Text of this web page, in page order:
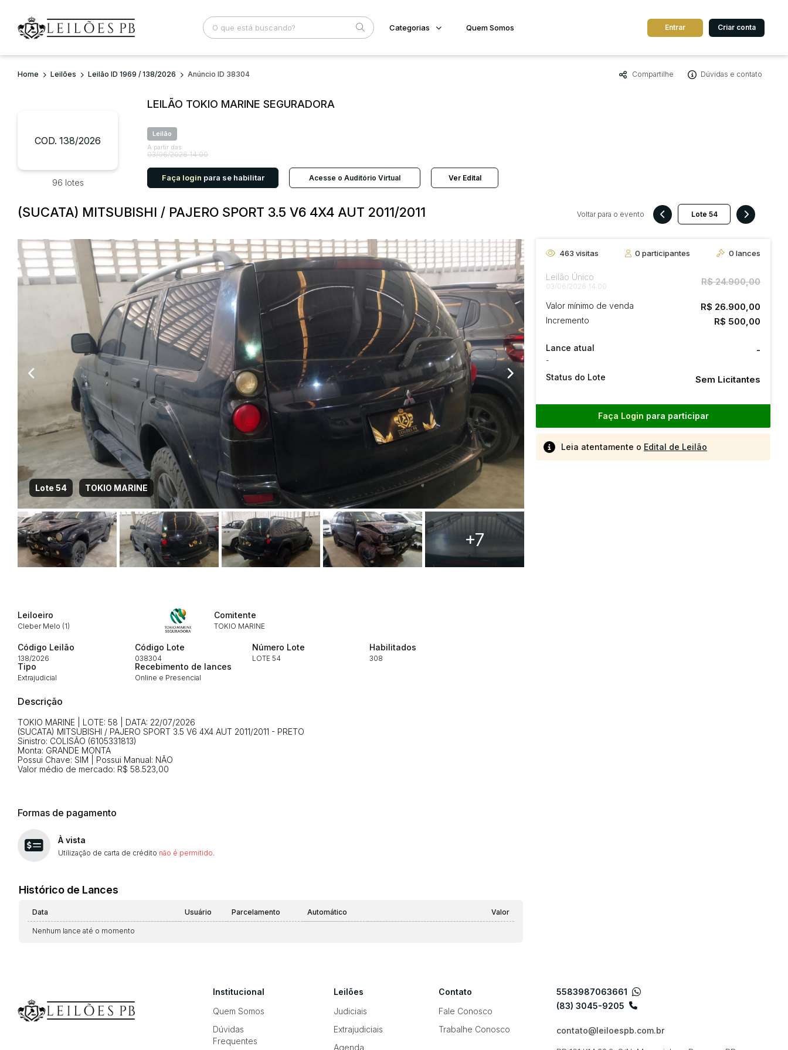
Busca por palavra-chave Categoria Cidade
Categorias Quem Somos Entrar Criar conta
Home Leilões Leilão ID 1969 / 138/2026 Anúncio ID 38304 Compartilhe Dúvidas e contato
COD. 138/2026
96 lotes
LEILÃO TOKIO MARINE SEGURADORA
Leilão
A partir das
03/06/2026 14:00
Faça login para se habilitar Acesse o Auditório Virtual Ver Edital
(SUCATA) MITSUBISHI / PAJERO SPORT 3.5 V6 4X4 AUT 2011/2011 Voltar para o evento
Lote 54 TOKIO MARINE
+7
463 visitas 0participantes 0 lances
Leilão Único
03/06/2026 14:00 R$ 24.900,00
Valor mínimo de venda R$ 26.900,00
Incremento R$ 500,00
Lance atual
-
-
Status do Lote Sem Licitantes
Faça Login para participar
Leia atentamente o Edital de Leilão
Leiloeiro
Cleber Melo (1)
Comitente
TOKIO MARINE
Código Leilão
138/2026
Código Lote
038304
Número Lote
LOTE 54
Habilitados
308
Tipo
Extrajudicial
Recebimento de lances
Online e Presencial
Descrição
TOKIO MARINE | LOTE: 58 | DATA: 22/07/2026
(SUCATA) MITSUBISHI / PAJERO SPORT 3.5 V6 4X4 AUT 2011/2011 - PRETO
Sinistro: COLISÃO (6105331813)
Monta: GRANDE MONTA
Possui Chave: SIM | Possui Manual: NÃO
Valor médio de mercado: R$ 58.523,00
Formas de pagamento
À vista
Utilização de carta de crédito não é permitido
Histórico de Lances
Data Usuário Parcelamento Automático Valor
Nenhum lance até o momento
Envie sua Proposta
14/04/2025 18:43:11
Habilite-se para efetuar lances ou propostas
Institucional
Quem Somos
Dúvidas
Frequentes
Leilões
Judiciais
Extrajudiciais
Agenda
Contato
Fale Conosco
Trabalhe Conosco
5583987063661
(83) 3045-9205
contato@leiloespb.com.br